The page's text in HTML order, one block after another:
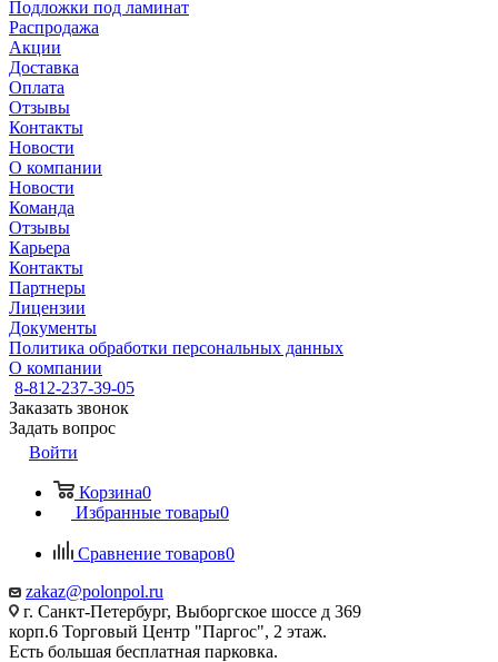
Подложки под ламинат
Распродажа
Акции
Доставка
Оплата
Отзывы
Контакты
Новости
О компании
Новости
Команда
Отзывы
Карьера
Контакты
Партнеры
Лицензии
Документы
Политика обработки персональных данных
О компании
8-812-237-39-05
Заказать звонок
Задать вопрос
Войти
Корзина0
Избранные товары0
Сравнение товаров0
zakaz@polonpol.ru
г. Санкт-Петербург, Выборгское шоссе д 369
корп.6 Торговый Центр "Паргос", 2 этаж.
Есть большая бесплатная парковка.